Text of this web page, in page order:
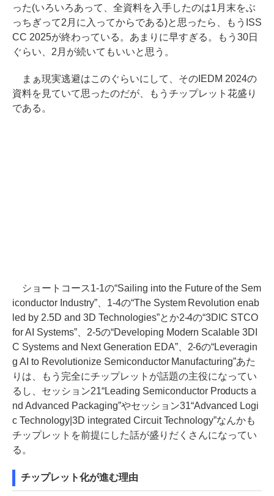
った(いろいろあって、全資料を入手したのは1月末をぶ
っちぎって2月に入ってからである)と思ったら、もうISS
CC 2025が終わっている。あまりに早すぎる。もう30日
ぐらい、2月が続いてもいいと思う。
まぁ現実逃避はこのぐらいにして、そのIEDM 2024の
資料を見ていて思ったのだが、もうチップレット花盛り
である。
ショートコース1-1の“Sailing into the Future of the Sem
iconductor Industry”、1-4の“The System Revolution enab
led by 2.5D and 3D Technologies”とか2-4の“3DIC STCO
for AI Systems”、2-5の“Developing Modern Scalable 3DI
C Systems and Next Generation EDA”、2-6の“Leveragin
g AI to Revolutionize Semiconductor Manufacturing”あた
りは、もう完全にチップレットが話題の主役になってい
るし、セッション21“Leading Semiconductor Products a
nd Advanced Packaging”やセッション31“Advanced Logi
c Technology|3D integrated Circuit Technology”なんかも
チップレットを前提にした話が盛りだくさんになってい
る。
チップレット化が進む理由